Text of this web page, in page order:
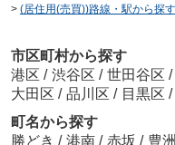
> (居住用(売買))路線・駅から探す
市区町村から探す
港区 / 渋谷区 / 世田谷区 /
大田区 / 品川区 / 目黒区 /
町名から探す
勝どき / 港南 / 赤坂 / 豊洲